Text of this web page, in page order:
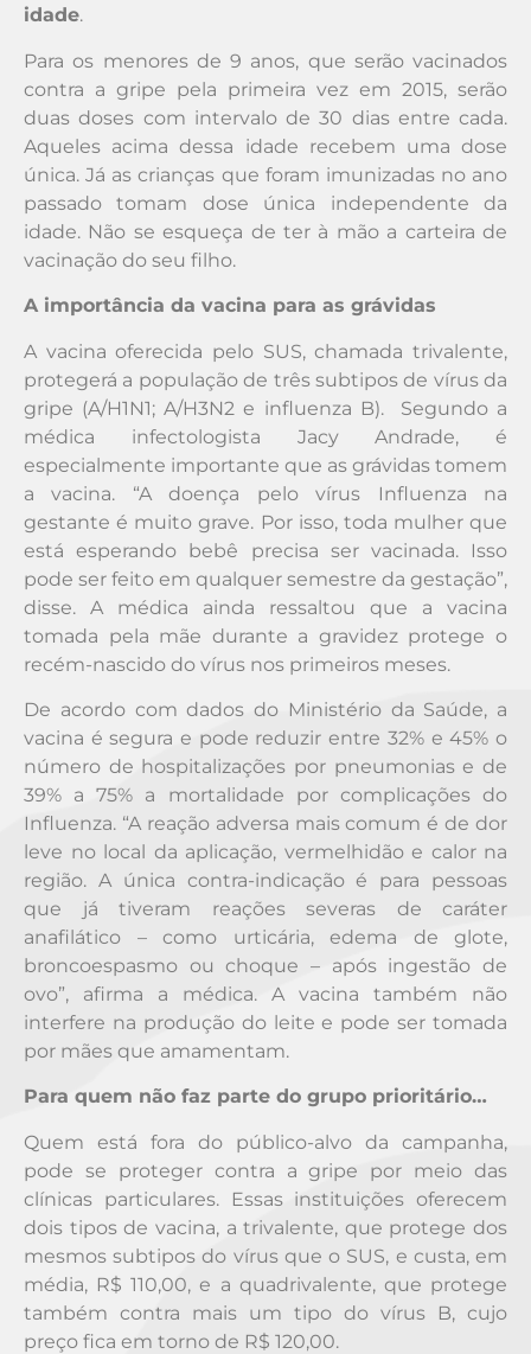
idade.
Para os menores de 9 anos, que serão vacinados
contra a gripe pela primeira vez em 2015, serão
duas doses com intervalo de 30 dias entre cada.
Aqueles acima dessa idade recebem uma dose
única. Já as crianças que foram imunizadas no ano
passado tomam dose única independente da
idade. Não se esqueça de ter à mão a carteira de
vacinação do seu filho.
A importância da vacina para as grávidas
A vacina oferecida pelo SUS, chamada trivalente,
protegerá a população de três subtipos de vírus da
gripe (A/H1N1; A/H3N2 e influenza B). Segundo a
médica infectologista Jacy Andrade, é
especialmente importante que as grávidas tomem
a vacina. “A doença pelo vírus Influenza na
gestante é muito grave. Por isso, toda mulher que
está esperando bebê precisa ser vacinada. Isso
pode ser feito em qualquer semestre da gestação”,
disse. A médica ainda ressaltou que a vacina
tomada pela mãe durante a gravidez protege o
recém-nascido do vírus nos primeiros meses.
De acordo com dados do Ministério da Saúde, a
vacina é segura e pode reduzir entre 32% e 45% o
número de hospitalizações por pneumonias e de
39% a 75% a mortalidade por complicações do
Influenza. “A reação adversa mais comum é de dor
leve no local da aplicação, vermelhidão e calor na
região. A única contra-indicação é para pessoas
que já tiveram reações severas de caráter
anafilático – como urticária, edema de glote,
broncoespasmo ou choque – após ingestão de
ovo”, afirma a médica. A vacina também não
interfere na produção do leite e pode ser tomada
por mães que amamentam.
Para quem não faz parte do grupo prioritário…
Quem está fora do público-alvo da campanha,
pode se proteger contra a gripe por meio das
clínicas particulares. Essas instituições oferecem
dois tipos de vacina, a trivalente, que protege dos
mesmos subtipos do vírus que o SUS, e custa, em
média, R$ 110,00, e a quadrivalente, que protege
também contra mais um tipo do vírus B, cujo
preço fica em torno de R$ 120,00.